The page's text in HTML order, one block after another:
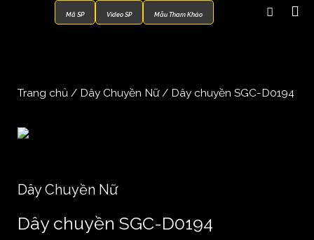
Mã SP Video SP Mẫu Tham Khảo
Trang chủ / Dây Chuyền Nữ/ Dây chuyền SGC-D0194
Dây Chuyền Nữ
Dây chuyền SGC-D0194